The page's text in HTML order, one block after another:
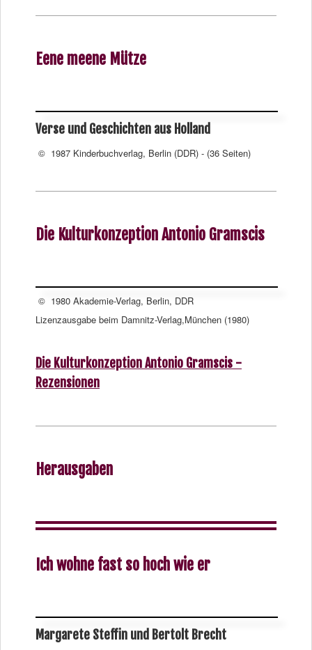
Eene meene Mütze
Verse und Geschichten aus Holland
© 1987 Kinderbuchverlag, Berlin (DDR) - (36 Seiten)
Die Kulturkonzeption Antonio Gramscis
© 1980 Akademie-Verlag, Berlin, DDR
Lizenzausgabe beim Damnitz-Verlag,München (1980)
Die Kulturkonzeption Antonio Gramscis -
Rezensionen
Herausgaben
Ich wohne fast so hoch wie er
Margarete Steffin und Bertolt Brecht